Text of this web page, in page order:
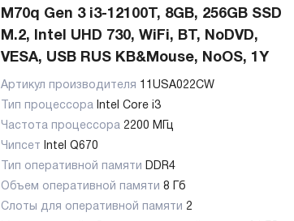
M70q Gen 3 i3-12100T, 8GB, 256GB SSD
M.2, Intel UHD 730, WiFi, BT, NoDVD,
VESA, USB RUS KB&Mouse, NoOS, 1Y
Артикул производителя 11USA022CW
Тип процессора Intel Core i3
Частота процессора 2200 МГц
Чипсет
Intel Q670
Тип оперативной памяти DDR4
Объем оперативной памяти 8 Гб
Слоты для оперативной памяти 2